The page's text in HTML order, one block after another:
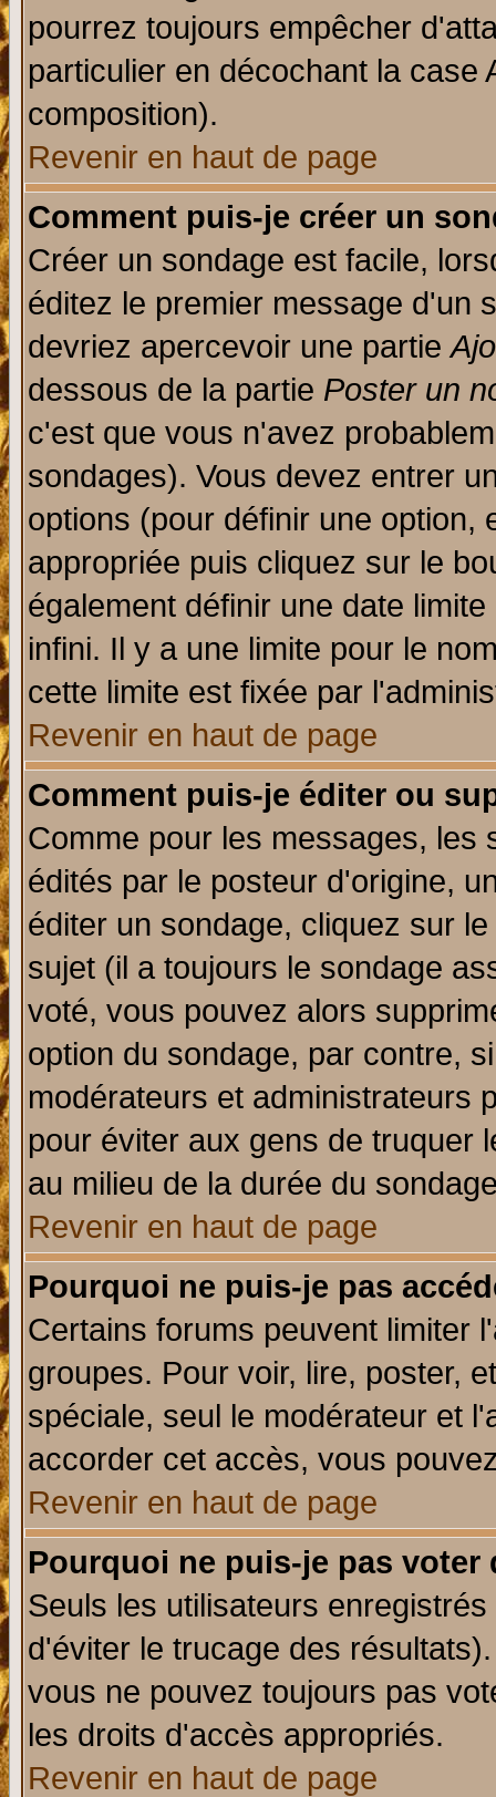
pourrez toujours empêcher
particulier en décochant la
composition).
Revenir en haut de page
Comment puis-je créer un
Créer un sondage est facile,
éditez le premier message d'un
devriez apercevoir une partie
dessous de la partie Poster un
c'est que vous n'avez
sondages). Vous devez entrer
options (pour définir une option,
appropriée puis cliquez sur le
également définir une date
infini. Il y a une limite pour le
cette limite est fixée par
Revenir en haut de page
Comment puis-je éditer ou
Comme pour les messages, les
édités par le posteur d'origine,
éditer un sondage, cliquez sur
sujet (il a toujours le sondage
voté, vous pouvez alors
option du sondage, par contre,
modérateurs et administrateurs
pour éviter aux gens de truquer
au milieu de la durée du
Revenir en haut de page
Pourquoi ne puis-je pas
Certains forums peuvent limiter
groupes. Pour voir, lire, poster,
spéciale, seul le modérateur et
accorder cet accès, vous
Revenir en haut de page
Pourquoi ne puis-je pas voter
Seuls les utilisateurs
d'éviter le trucage des
vous ne pouvez toujours pas
les droits d'accès appropriés.
Revenir en haut de page